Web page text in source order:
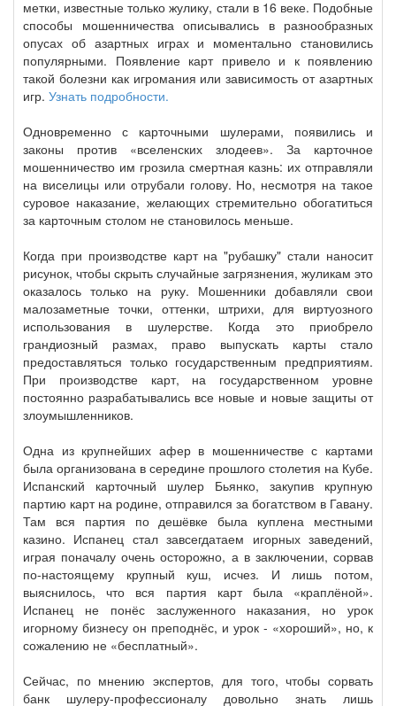
метки, известные только жулику, стали в 16 веке. Подобные
способы мошенничества описывались в разнообразных
опусах об азартных играх и моментально становились
популярными. Появление карт привело и к появлению
такой болезни как игромания или зависимость от азартных
игр. Узнать подробности.
Одновременно с карточными шулерами, появились и
законы против «вселенских злодеев». За карточное
мошенничество им грозила смертная казнь: их отправляли
на виселицы или отрубали голову. Но, несмотря на такое
суровое наказание, желающих стремительно обогатиться
за карточным столом не становилось меньше.
Когда при производстве карт на "рубашку" стали наносит
рисунок, чтобы скрыть случайные загрязнения, жуликам это
оказалось только на руку. Мошенники добавляли свои
малозаметные точки, оттенки, штрихи, для виртуозного
использования в шулерстве. Когда это приобрело
грандиозный размах, право выпускать карты стало
предоставляться только государственным предприятиям.
При производстве карт, на государственном уровне
постоянно разрабатывались все новые и новые защиты от
злоумышленников.
Одна из крупнейших афер в мошенничестве с картами
была организована в середине прошлого столетия на Кубе.
Испанский карточный шулер Бьянко, закупив крупную
партию карт на родине, отправился за богатством в Гавану.
Там вся партия по дешёвке была куплена местными
казино. Испанец стал завсегдатаем игорных заведений,
играя поначалу очень осторожно, а в заключении, сорвав
по-настоящему крупный куш, исчез. И лишь потом,
выяснилось, что вся партия карт была «краплёной».
Испанец не понёс заслуженного наказания, но урок
игорному бизнесу он преподнёс, и урок - «хороший», но, к
сожалению не «бесплатный».
Сейчас, по мнению экспертов, для того, чтобы сорвать
банк шулеру-профессионалу довольно знать лишь